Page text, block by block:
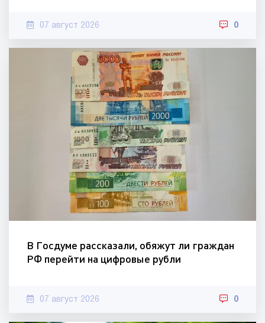
07 август 2026 0
В Госдуме рассказали, обяжут ли граждан
РФ перейти на цифровые рубли
07 август 2026 0